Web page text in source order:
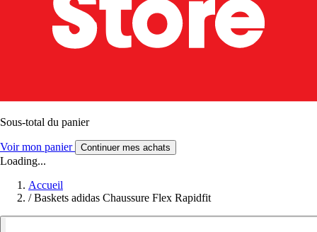
Sous-total du panier
Voir mon panier Continuer mes achats
Loading...
Accueil
/ Baskets adidas Chaussure Flex Rapidfit